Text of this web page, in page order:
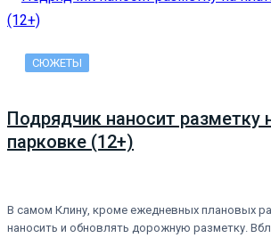
СЮЖЕТЫ
Подрядчик наносит разметку
парковке (12+)
В самом Клину, кроме ежедневных плановых
наносить и обновлять дорожную разметку.